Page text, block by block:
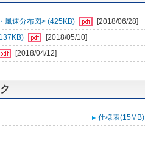
風速分布図> (425KB)
[2018/06/28]
[2018/05/10]
[2018/04/12]
仕様表(15MB)